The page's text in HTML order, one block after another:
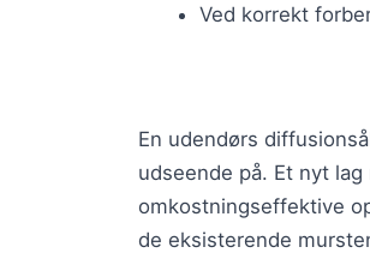
Ved korrekt
En udendørs
udseende på. Et nyt
omkostningseffektive
de eksisterende